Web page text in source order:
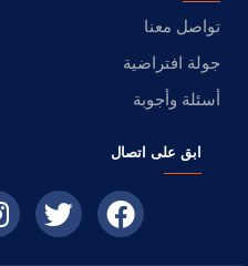
تواصل معنا
جولة افتراضية
أسئلة وأجوبة
ابق على اتصال